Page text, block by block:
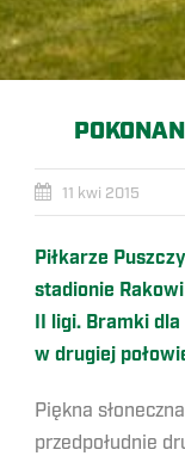
11 kwi 2015
Piłkarze
stadionie
II ligi. Bramki
w drugiej
Piękna
przedpołudnie